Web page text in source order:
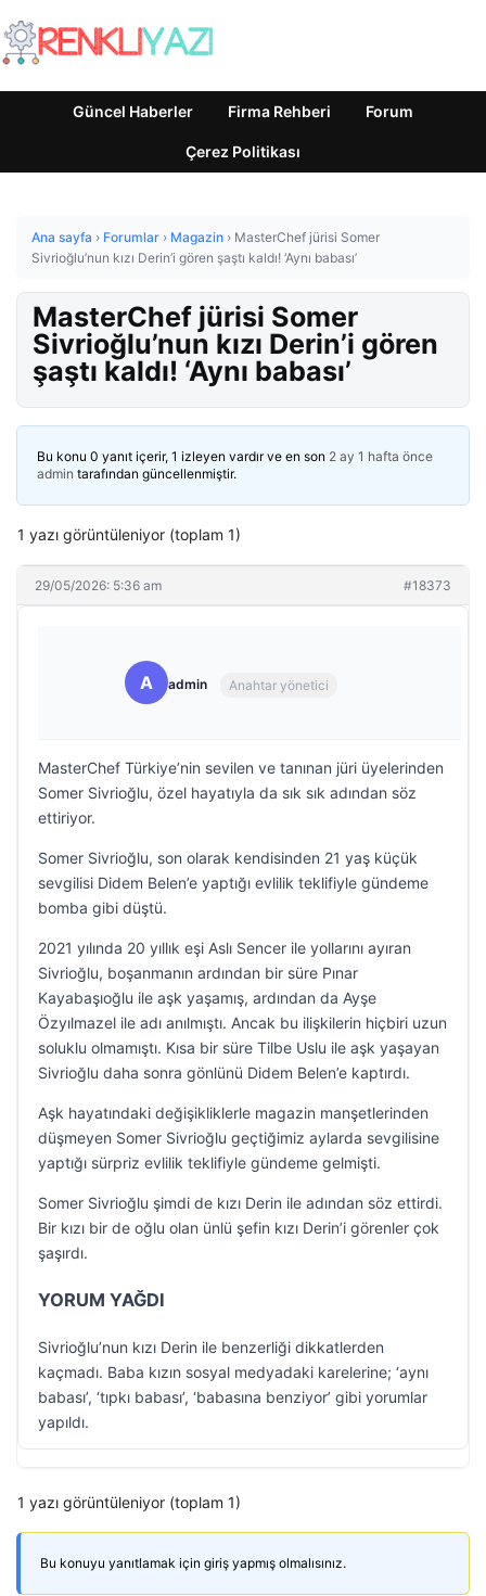
Güncel Haberler Firma Rehberi Forum
Çerez Politikası
Ana sayfa › Forumlar › Magazin › MasterChef jürisi Somer
Sivrioğlu’nun kızı Derin’i gören şaştı kaldı! ‘Aynı babası’
MasterChef jürisi Somer
Sivrioğlu’nun kızı Derin’i gören
şaştı kaldı! ‘Aynı babası’
Bu konu 0 yanıt içerir, 1 izleyen vardır ve en son 2 ay 1 hafta önce
admin tarafından güncellenmiştir.
1 yazı görüntüleniyor (toplam 1)
29/05/2026: 5:36 am #18373
A admin Anahtar yönetici
MasterChef Türkiye’nin sevilen ve tanınan jüri üyelerinden
Somer Sivrioğlu, özel hayatıyla da sık sık adından söz
ettiriyor.
Somer Sivrioğlu, son olarak kendisinden 21 yaş küçük
sevgilisi Didem Belen’e yaptığı evlilik teklifiyle gündeme
bomba gibi düştü.
2021 yılında 20 yıllık eşi Aslı Sencer ile yollarını ayıran
Sivrioğlu, boşanmanın ardından bir süre Pınar
Kayabaşıoğlu ile aşk yaşamış, ardından da Ayşe
Özyılmazel ile adı anılmıştı. Ancak bu ilişkilerin hiçbiri uzun
soluklu olmamıştı. Kısa bir süre Tilbe Uslu ile aşk yaşayan
Sivrioğlu daha sonra gönlünü Didem Belen’e kaptırdı.
Aşk hayatındaki değişikliklerle magazin manşetlerinden
düşmeyen Somer Sivrioğlu geçtiğimiz aylarda sevgilisine
yaptığı sürpriz evlilik teklifiyle gündeme gelmişti.
Somer Sivrioğlu şimdi de kızı Derin ile adından söz ettirdi.
Bir kızı bir de oğlu olan ünlü şefin kızı Derin’i görenler çok
şaşırdı.
YORUM YAĞDI
Sivrioğlu’nun kızı Derin ile benzerliği dikkatlerden
kaçmadı. Baba kızın sosyal medyadaki karelerine; ‘aynı
babası’, ‘tıpkı babası’, ‘babasına benziyor’ gibi yorumlar
yapıldı.
1 yazı görüntüleniyor (toplam 1)
Bu konuyu yanıtlamak için giriş yapmış olmalısınız.